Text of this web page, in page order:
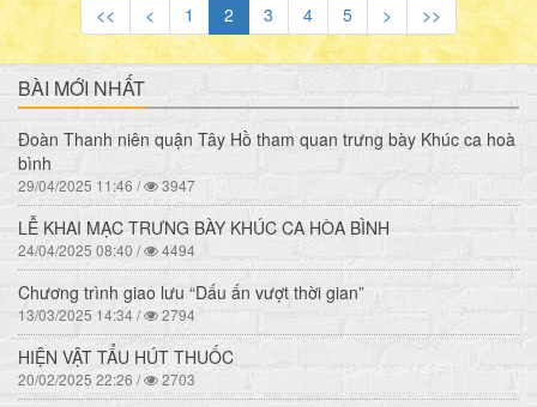
<< < 1 2 3 4 5 > >>
BÀI MỚI NHẤT
Đoàn Thanh niên quận Tây Hồ tham quan trưng bày Khúc ca hoà
bình
29/04/2025 11:46 / 3947
LỄ KHAI MẠC TRƯNG BÀY KHÚC CA HÒA BÌNH
24/04/2025 08:40 / 4494
Chương trình giao lưu “Dấu ấn vượt thời gian”
13/03/2025 14:34 / 2794
HIỆN VẬT TẨU HÚT THUỐC
20/02/2025 22:26 / 2703